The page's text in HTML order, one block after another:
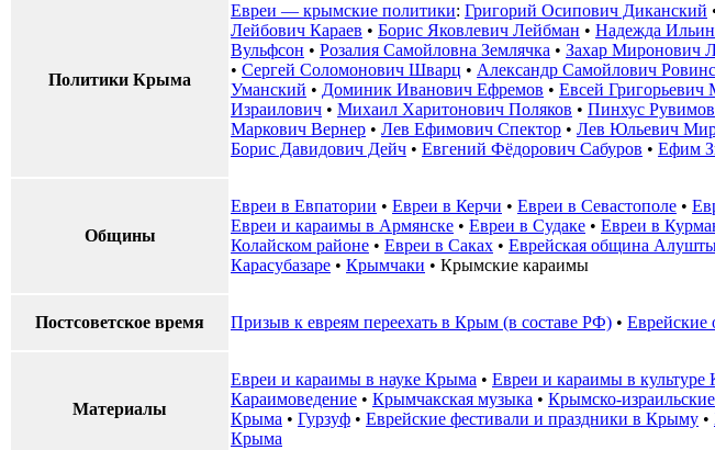
Политики Крыма
Евреи — крымские политики: Григорий Осипович Диканский
Лейбович Караев • Борис Яковлевич Лейбман • Надежда
Вульфсон • Розалия Самойловна Землячка • Захар Миронович
• Сергей Соломонович Шварц • Александр Самойлович
Уманский • Доминик Иванович Ефремов • Евсей Григорьевич
Израилович • Михаил Харитонович Поляков • Пинхус
Маркович Вернер • Лев Ефимович Спектор • Лев Юльевич
Борис Давидович Дейч • Евгений Фёдорович Сабуров • Ефим
Общины
Евреи в Евпатории • Евреи в Керчи • Евреи в Севастополе •
Евреи и караимы в Армянске • Евреи в Судаке • Евреи в
Колайском районе • Евреи в Саках • Еврейская община
Карасубазаре • Крымчаки • Крымские караимы
Постсоветское время Призыв к евреям переехать в Крым (в составе РФ) • Еврейские
Материалы
Евреи и караимы в науке Крыма • Евреи и караимы в культуре
Караимоведение • Крымчакская музыка • Крымско-
Крыма • Гурзуф • Еврейские фестивали и праздники в Крыму •
Крыма